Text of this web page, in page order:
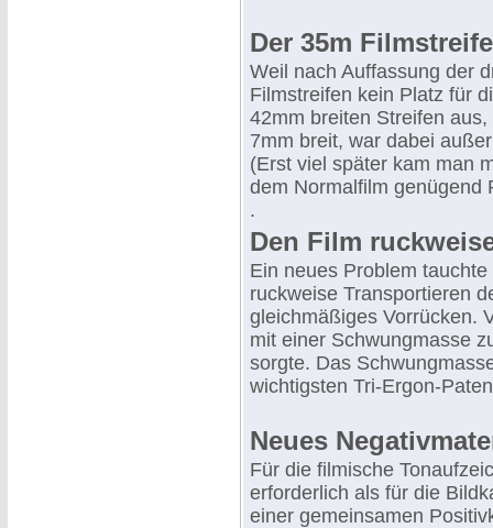
Der 35m
Weil nach Auffassung der
Filmstreifen kein Platz für
42mm breiten Streifen
7mm breit, war dabei
(Erst viel später kam man
dem Normalfilm genügend
.
Den Film
Ein neues Problem
ruckweise Transportieren
gleichmäßiges Vorrücken.
mit einer Schwungmasse
sorgte. Das
wichtigsten Tri-Ergon-
Neues
Für die filmische
erforderlich als für die
einer gemeinsamen